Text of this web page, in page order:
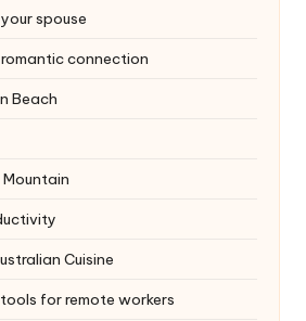
spouse
connection
Beach
Mountain
Cuisine
for remote workers